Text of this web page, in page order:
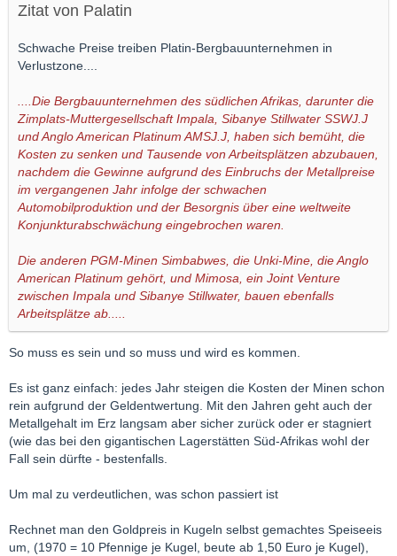
Zitat von Palatin
Schwache Preise treiben Platin-Bergbauunternehmen in
Verlustzone....
....Die Bergbauunternehmen des südlichen Afrikas, darunter die
Zimplats-Muttergesellschaft Impala, Sibanye Stillwater SSWJ.J
und Anglo American Platinum AMSJ.J, haben sich bemüht, die
Kosten zu senken und Tausende von Arbeitsplätzen abzubauen,
nachdem die Gewinne aufgrund des Einbruchs der Metallpreise
im vergangenen Jahr infolge der schwachen
Automobilproduktion und der Besorgnis über eine weltweite
Konjunkturabschwächung eingebrochen waren.
Die anderen PGM-Minen Simbabwes, die Unki-Mine, die Anglo
American Platinum gehört, und Mimosa, ein Joint Venture
zwischen Impala und Sibanye Stillwater, bauen ebenfalls
Arbeitsplätze ab.....
So muss es sein und so muss und wird es kommen.
Es ist ganz einfach: jedes Jahr steigen die Kosten der Minen schon
rein aufgrund der Geldentwertung. Mit den Jahren geht auch der
Metallgehalt im Erz langsam aber sicher zurück oder er stagniert
(wie das bei den gigantischen Lagerstätten Süd-Afrikas wohl der
Fall sein dürfte - bestenfalls.
Um mal zu verdeutlichen, was schon passiert ist
Rechnet man den Goldpreis in Kugeln selbst gemachtes Speiseeis
um, (1970 = 10 Pfennige je Kugel, beute ab 1,50 Euro je Kugel),